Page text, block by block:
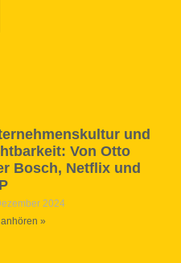
und
Von Otto
Bosch, Netflix und
2024
»